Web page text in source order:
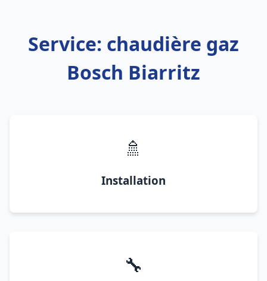
Service: chaudière gaz
Bosch Biarritz
🚿
Installation
🔧